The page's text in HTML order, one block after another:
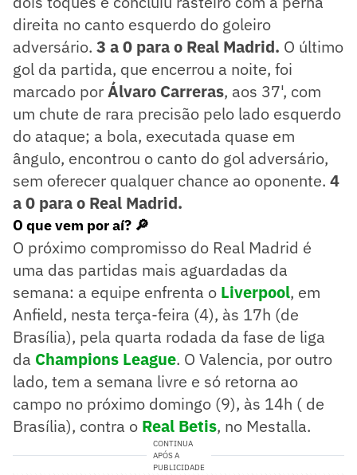
direita no canto esquerdo do goleiro
adversário. 3 a 0 para o Real Madrid. O último
gol da partida, que encerrou a noite, foi
marcado porÁlvaro Carreras, aos 37', com
um chute de rara precisão pelo lado esquerdo
do ataque; a bola, executada quase em
ângulo, encontrou o canto do gol adversário,
sem oferecer qualquer chance ao oponente. 4
a 0 para o Real Madrid.
O que vem por aí? 🔎
O próximo compromisso do Real Madrid é
uma das partidas mais aguardadas da
semana: a equipe enfrenta o Liverpool, em
Anfield, nesta terça-feira (4), às 17h (de
Brasília), pela quarta rodada da fase de liga
da Champions League. O Valencia, por outro
lado, tem a semana livre e só retorna ao
campo no próximo domingo (9), às 14h ( de
Brasília), contra o Real Betis, no Mestalla.
CONTINUA
APÓS A
PUBLICIDADE